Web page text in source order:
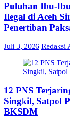
Puluhan Ibu-
Ilegal di Aceh
Penertiban
Juli 3, 2026 Redaksi
12 PNS
Singkil, Satpol
BKSDM